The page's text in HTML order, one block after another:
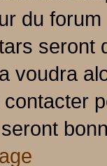
du
seront
voudra